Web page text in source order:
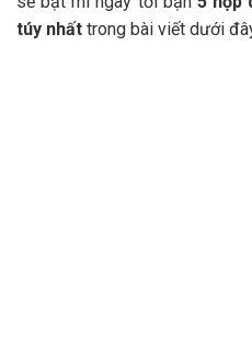
túy nhất trong bài viết dưới